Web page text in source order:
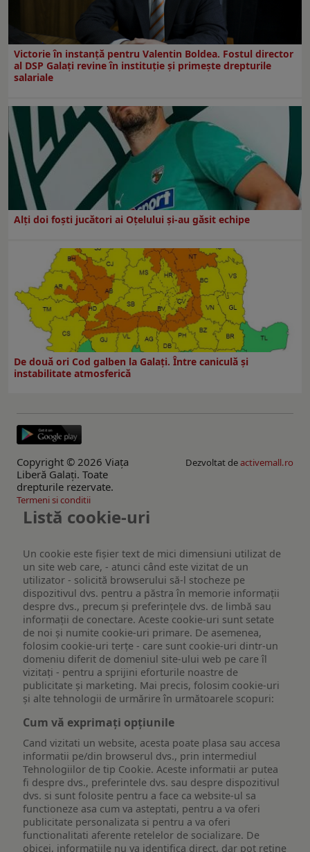
Victorie în instanță pentru Valentin Boldea. Fostul director
al DSP Galați revine în instituție și primește drepturile
salariale
Alți doi foști jucători ai Oțelului și-au găsit echipe
De două ori Cod galben la Galaţi. Între caniculă şi
instabilitate atmosferică
Copyright © 2026 Viaţa
Liberă Galaţi. Toate
drepturile rezervate.
Dezvoltat deactivemall.ro
Termeni si conditii
Listă cookie-uri
Un cookie este fişier text de mici dimensiuni utilizat de
un site web care, - atunci când este vizitat de un
utilizator - solicită browserului să-l stocheze pe
dispozitivul dvs. pentru a păstra în memorie informații
despre dvs., precum și preferințele dvs. de limbă sau
informații de conectare. Aceste cookie-uri sunt setate
de noi și numite cookie-uri primare. De asemenea,
folosim cookie-uri terțe - care sunt cookie-uri dintr-un
domeniu diferit de domeniul site-ului web pe care îl
vizitați - pentru a sprijini eforturile noastre de
publicitate și marketing. Mai precis, folosim cookie-uri
și alte tehnologii de urmărire în următoarele scopuri:
Cum vă exprimați opțiunile
Cand vizitati un website, acesta poate plasa sau accesa
informatii pe/din browserul dvs., prin intermediul
Tehnologiilor de tip Cookie. Aceste informatii ar putea
fi despre dvs., preferintele dvs. sau despre dispozitivul
dvs. si sunt folosite pentru a face ca website-ul sa
functioneze asa cum va asteptati, pentru a va oferi
publicitate personalizata si pentru a va oferi
functionalitati aferente retelelor de socializare. De
obicei, informatiile nu va identifica direct, dar pot retine